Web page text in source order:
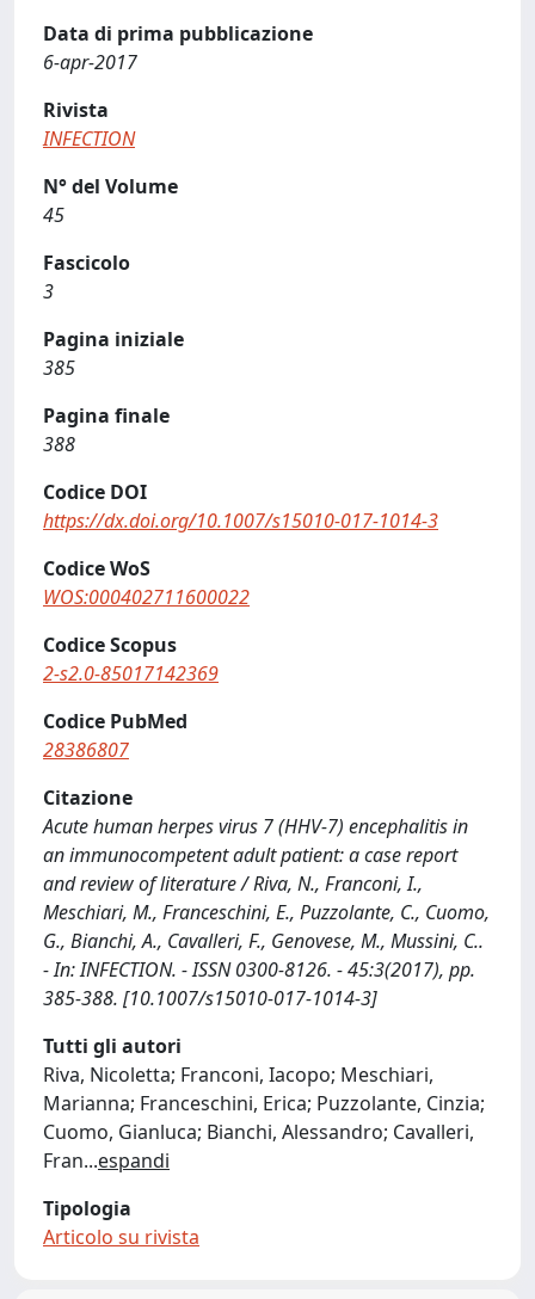
Data di prima pubblicazione
6-apr-2017
Rivista
INFECTION
N° del Volume
45
Fascicolo
3
Pagina iniziale
385
Pagina finale
388
Codice DOI
https://dx.doi.org/10.1007/s15010-017-1014-3
Codice WoS
WOS:000402711600022
Codice Scopus
2-s2.0-85017142369
Codice PubMed
28386807
Citazione
Acute human herpes virus 7 (HHV-7) encephalitis in
an immunocompetent adult patient: a case report
and review of literature / Riva, N., Franconi, I.,
Meschiari, M., Franceschini, E., Puzzolante, C., Cuomo,
G., Bianchi, A., Cavalleri, F., Genovese, M., Mussini, C..
- In: INFECTION. - ISSN 0300-8126. - 45:3(2017), pp.
385-388. [10.1007/s15010-017-1014-3]
Tutti gli autori
Riva, Nicoletta; Franconi, Iacopo; Meschiari,
Marianna; Franceschini, Erica; Puzzolante, Cinzia;
Cuomo, Gianluca; Bianchi, Alessandro; Cavalleri,
Fran...espandi
Tipologia
Articolo su rivista